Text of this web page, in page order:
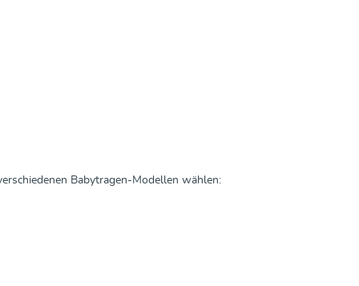
Babytragen-Modellen wählen: